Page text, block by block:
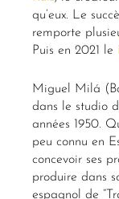
Ruiz, le
qu’eux. Le
remporte
Miguel Milá
dans le studio
années 1950.
peu connu en
concevoir ses
produire dans